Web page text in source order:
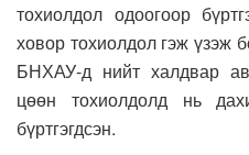
тохиолдол одоогоор
ховор тохиолдол гэж үзэж
БНХАУ-д нийт халдвар
цөөн тохиолдолд нь
бүртгэгдсэн.